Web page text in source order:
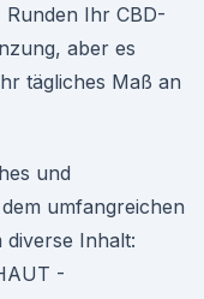
Ihr CBD-
aber es
tägliches Maß an
und
umfangreichen
diverse Inhalt:
-